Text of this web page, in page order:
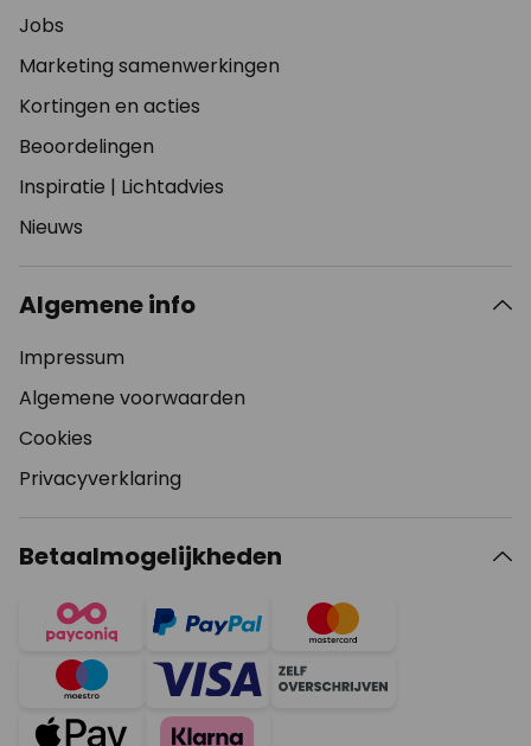
Jobs
Marketing samenwerkingen
Kortingen en acties
Beoordelingen
Inspiratie | Lichtadvies
Nieuws
Algemene info
Impressum
Algemene voorwaarden
Cookies
Privacyverklaring
Betaalmogelijkheden